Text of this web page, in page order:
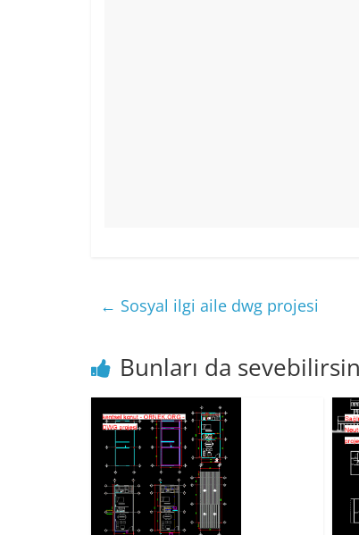
← Sosyal ilgi aile dwg projesi
Bunları da